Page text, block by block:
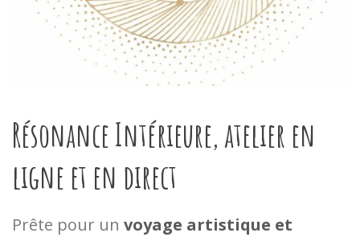
Résonance Intérieure, atelier en
ligne et en direct
Prête pour un voyage artistique et